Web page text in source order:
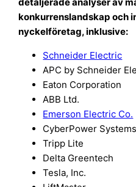
detaljerade analyser av
konkurrenslandskap och
nyckelföretag, inklusive:
Schneider Electric
APC by Schneider
Eaton Corporation
ABB Ltd.
Emerson Electric Co.
CyberPower Systems
Tripp Lite
Delta Greentech
Tesla, Inc.